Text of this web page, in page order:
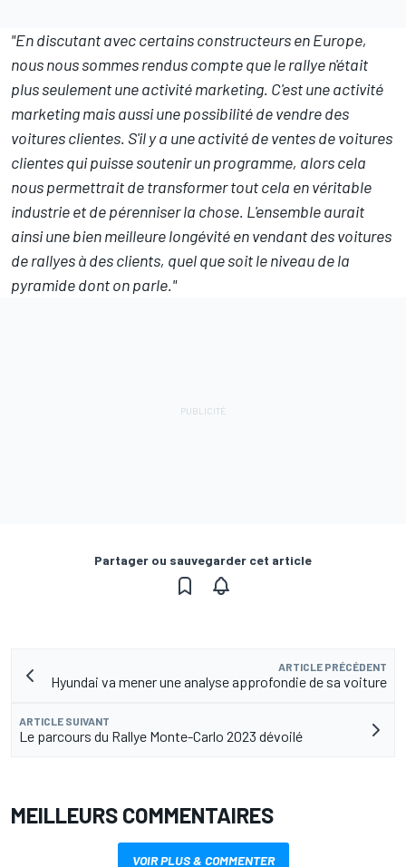
"En discutant avec certains constructeurs en Europe,
nous nous sommes rendus compte que le rallye n'était
plus seulement une activité marketing. C'est une activité
marketing mais aussi une possibilité de vendre des
voitures clientes. S'il y a une activité de ventes de voitures
clientes qui puisse soutenir un programme, alors cela
nous permettrait de transformer tout cela en véritable
industrie et de pérenniser la chose. L'ensemble aurait
ainsi une bien meilleure longévité en vendant des voitures
de rallyes à des clients, quel que soit le niveau de la
pyramide dont on parle."
Partager ou sauvegarder cet article
ARTICLE PRÉCÉDENT
Hyundai va mener une analyse approfondie de sa voiture
ARTICLE SUIVANT
Le parcours du Rallye Monte-Carlo 2023 dévoilé
MEILLEURS COMMENTAIRES
VOIR PLUS & COMMENTER